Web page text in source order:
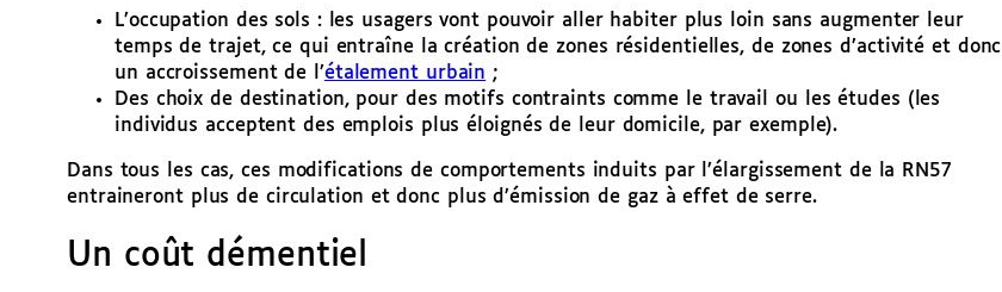
L’occupation des sols : les usagers vont pouvoir aller habiter plus loin sans augmenter leur
temps de trajet, ce qui entraîne la création de zones résidentielles, de zones d’activité et donc
un accroissement de l’étalement urbain ;
Des choix de destination, pour des motifs contraints comme le travail ou les études (les
individus acceptent des emplois plus éloignés de leur domicile, par exemple).
Dans tous les cas, ces modifications de comportements induits par l’élargissement de la RN57
entraineront plus de circulation et donc plus d’émission de gaz à effet de serre.
Un coût démentiel